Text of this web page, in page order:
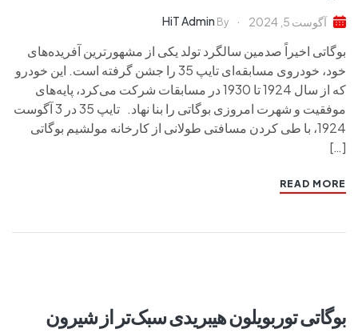
آگوست 5, 2024 By
HiT Admin
بوگاتی اخیراً صدمین سالگرد تولد یکی از مشهورترین آفریده‌های
خود، خودروی مسابقه‌ای تایپ 35 را جشن گرفته است. این خودرو
که از سال 1924 تا 1930 در مسابقات شرکت می‌کرد، پایه‌های
موفقیت و شهرت امروزی بوگاتی را بنا نهاد. تایپ 35 در 3 آگوست
1924، با طی کردن مسافتی طولانی از کارخانه مولشیم بوگاتی
[…]
READ MORE
بوگاتی توربویلون هیبریدی سبک‌تر از شیرون